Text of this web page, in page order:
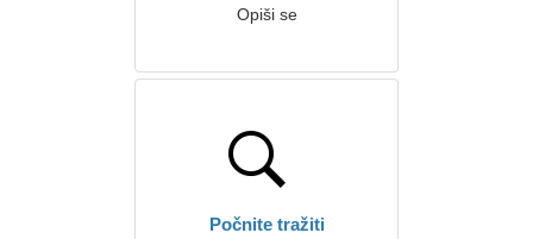
Opiši se
Počnite tražiti